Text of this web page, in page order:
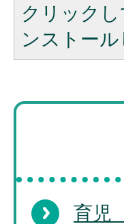
クリック
ンストール
育児